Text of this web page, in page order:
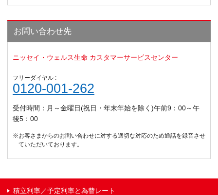
お問い合わせ先
ニッセイ・ウェルス生命 カスタマーサービスセンター
フリーダイヤル :
0120-001-262
受付時間：月～金曜日(祝日・年末年始を除く)午前9：00～午
後5：00
※お客さまからのお問い合わせに対する適切な対応のため通話を録音させ
ていただいております。
積立利率／予定利率と為替レート